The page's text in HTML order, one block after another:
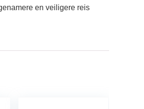
en veiligere reis